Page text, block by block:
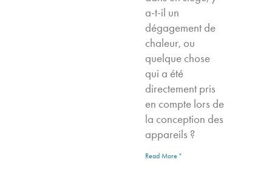
a-t-il un
dégagement de
chaleur, ou
quelque chose
qui a été
directement pris
en compte lors de
la conception des
appareils ?
Read More "